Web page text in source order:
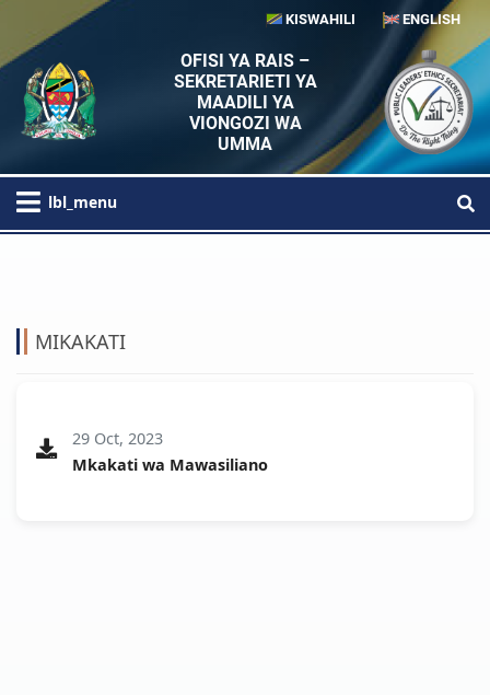
KISWAHILI ENGLISH
OFISI YA RAIS –
SEKRETARIETI YA
MAADILI YA
VIONGOZI WA
UMMA
lbl_menu
MIKAKATI
29 Oct, 2023
Mkakati wa Mawasiliano